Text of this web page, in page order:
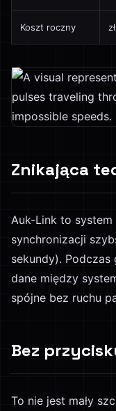
Koszt roczny
Znikająca
Auk-Link to
synchronizacji
sekundy).
dane między
spójne bez ruchu
Bez
To nie jest mały